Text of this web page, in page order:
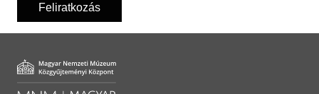
Feliratkozás